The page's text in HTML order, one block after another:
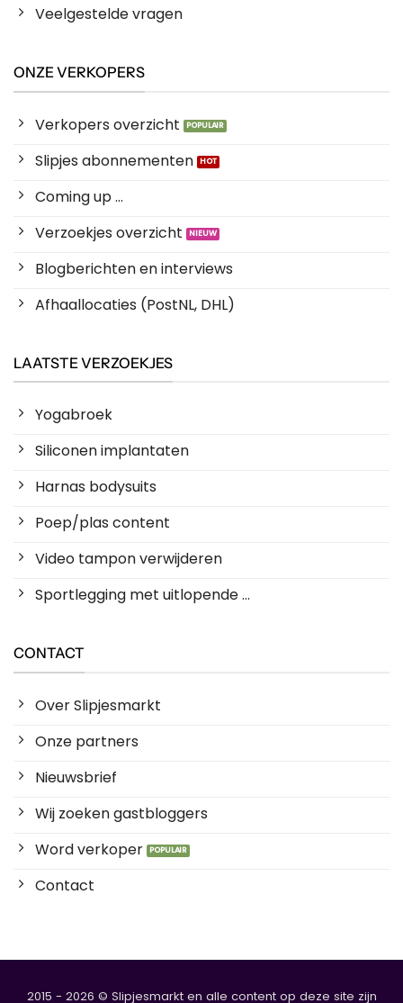
Veelgestelde vragen
ONZE VERKOPERS
Verkopers overzicht
Slipjes abonnementen
Coming up ...
Verzoekjes overzicht
Blogberichten en interviews
Afhaallocaties (PostNL, DHL)
LAATSTE VERZOEKJES
Yogabroek
Siliconen implantaten
Harnas bodysuits
Poep/plas content
Video tampon verwijderen
Sportlegging met uitlopende ...
CONTACT
Over Slipjesmarkt
Onze partners
Nieuwsbrief
Wij zoeken gastbloggers
Word verkoper
Contact
2015 - 2026 © Slipjesmarkt en alle content op deze site zijn